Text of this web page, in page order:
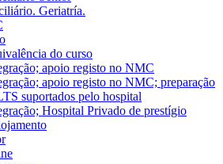
Geriatría.
do curso
apoio registo no NMC
apoio registo no NMC; preparação
suportados pelo hospital
Hospital Privado de prestígio